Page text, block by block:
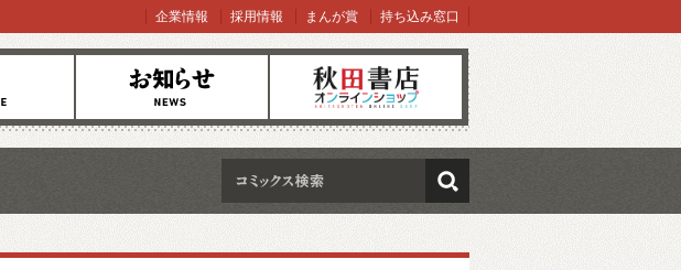
お知らせ オンラインショップ
企業情報 採用情報 まんが賞 持ち込み窓口
検索